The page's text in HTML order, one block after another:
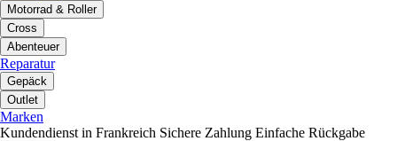
Motorrad & Roller
Cross
Abenteuer
Reparatur
Gepäck
Outlet
Marken
Kundendienst in Frankreich Sichere Zahlung Einfache Rückgabe